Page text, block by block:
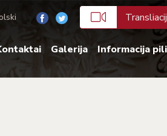
Galerija
Informacija